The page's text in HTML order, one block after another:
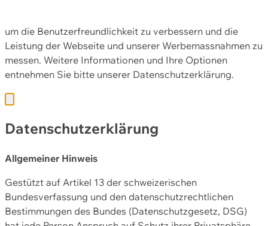
um die Benutzerfreundlichkeit zu verbessern und die
Leistung der Webseite und unserer Werbemassnahmen zu
messen. Weitere Informationen und Ihre Optionen
entnehmen Sie bitte unserer Datenschutzerklärung.
Datenschutzerklärung
Allgemeiner Hinweis
Gestützt auf Artikel 13 der schweizerischen
Bundesverfassung und den datenschutzrechtlichen
Bestimmungen des Bundes (Datenschutzgesetz, DSG)